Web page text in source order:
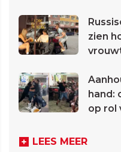
zien
hand:
op rol
LEES MEER